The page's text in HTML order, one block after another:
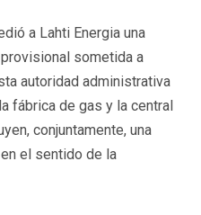
a Lahti Energia una
sometida a
autoridad administrativa
fábrica de gas y la central
conjuntamente, una
el sentido de la